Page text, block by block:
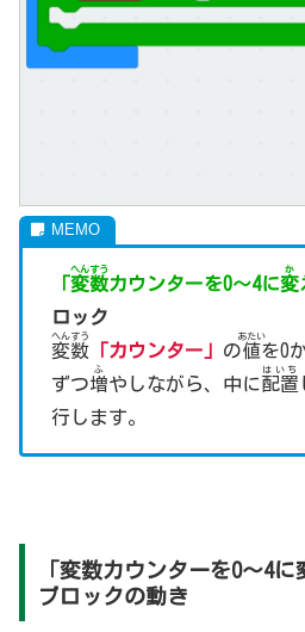
「変数
へんすう
カウンターを0～4に変
か
ロック
変数
へんすう
「カウンター」 の値
あたい
を0
ずつ増
ふ
やしながら、中に配置
はいち
行します。
「変数カウンターを0～4に
ブロックの動き